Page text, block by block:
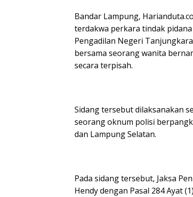
Bandar Lampung,
terdakwa perkara tindak
Pengadilan Negeri
bersama seorang wanita
secara terpisah.
Sidang tersebut dilaksanakan
seorang oknum polisi
dan Lampung Selatan.
Pada sidang tersebut, Jaksa
Hendy dengan Pasal 284 Ayat